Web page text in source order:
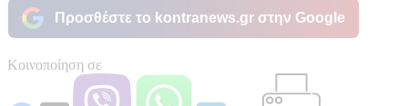
Προσθέστε το kontranews.gr στην Google
Κοινοποίηση σε